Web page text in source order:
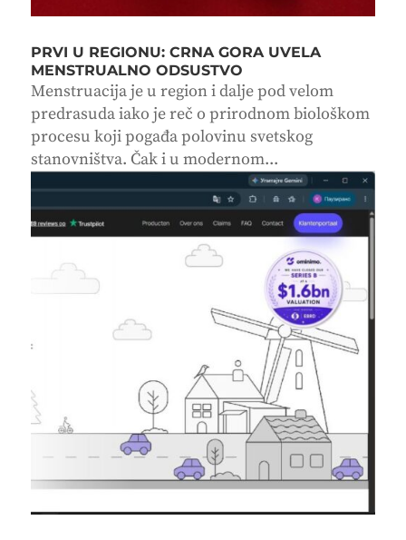
PRVI U REGIONU: CRNA GORA UVELA
MENSTRUALNO ODSUSTVO
Menstruacija je u region i dalje pod velom
predrasuda iako je reč o prirodnom biološkom
procesu koji pogađa polovinu svetskog
stanovništva. Čak i u modernom...